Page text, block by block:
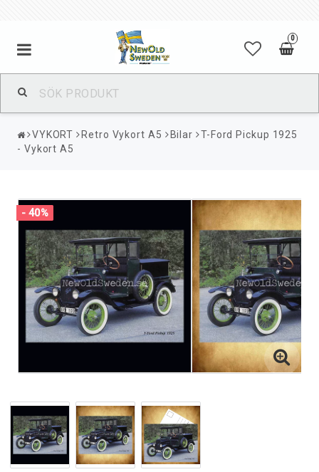
0
VYKORT Retro Vykort A5 Bilar
T-Ford Pickup 1925
- Vykort A5
- 40%